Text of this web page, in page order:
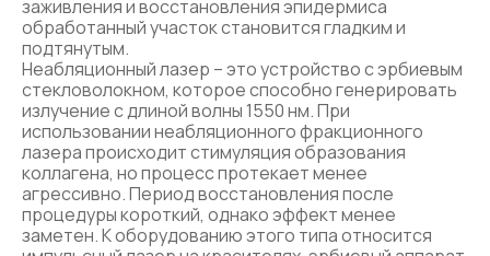
заживления и восстановления эпидермиса
обработанный участок становится гладким и
подтянутым.
Неабляционный лазер – это устройство с эрбиевым
стекловолокном, которое способно генерировать
излучение с длиной волны 1550 нм. При
использовании неабляционного фракционного
лазера происходит стимуляция образования
коллагена, но процесс протекает менее
агрессивно. Период восстановления после
процедуры короткий, однако эффект менее
заметен. К оборудованию этого типа относится